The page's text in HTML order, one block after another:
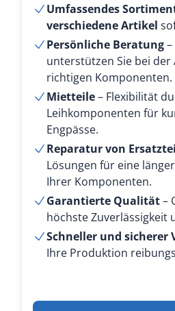
Umfassendes
verschiedene Artikel
Persönliche Beratung
unterstützen Sie bei der
richtigen Komponenten.
Mietteile– Flexibilität
Leihkomponenten für
Engpässe.
Reparatur von
Lösungen für eine
Ihrer Komponenten.
Garantierte Qualität–
höchste Zuverlässigkeit
Schneller und sicherer
Ihre Produktion